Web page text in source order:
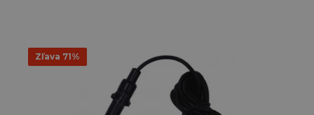
Zľava 71%